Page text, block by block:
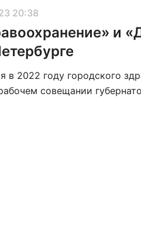
20:38
и
в 2022 году городского
совещании